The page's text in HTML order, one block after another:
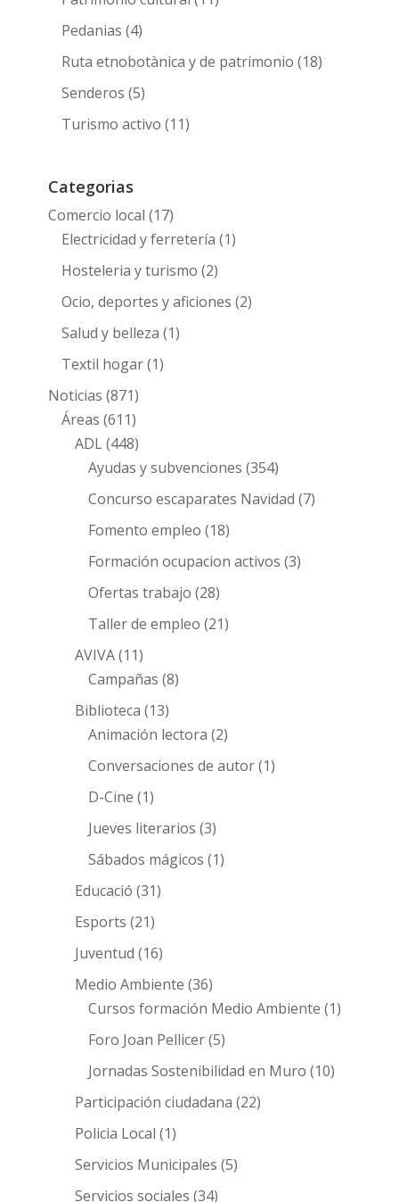
Pedanias (4)
Ruta etnobotànica y de patrimonio (18)
Senderos (5)
Turismo activo (11)
Categorias
Comercio local (17)
Electricidad y ferretería (1)
Hosteleria y turismo (2)
Ocio, deportes y aficiones (2)
Salud y belleza (1)
Textil hogar(1)
Noticias (871)
Áreas (611)
ADL(448)
Ayudas y subvenciones (354)
Concurso escaparates Navidad (7)
Fomento empleo (18)
Formación ocupacion activos (3)
Ofertas trabajo (28)
Taller de empleo (21)
AVIVA(11)
Campañas (8)
Biblioteca (13)
Animación lectora (2)
Conversaciones de autor(1)
D-Cine (1)
Jueves literarios (3)
Sábados mágicos (1)
Educació (31)
Esports (21)
Juventud (16)
Medio Ambiente (36)
Cursos formación Medio Ambiente (1)
Foro Joan Pellicer(5)
Jornadas Sostenibilidad en Muro (10)
Participación ciudadana (22)
Policia Local (1)
Servicios Municipales (5)
Servicios sociales (34)